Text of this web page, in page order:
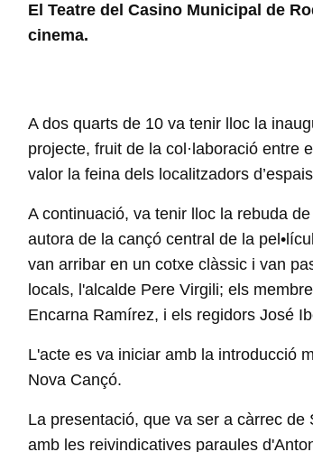
El Teatre del Casino Municipal de
cinema.
A dos quarts de 10 va tenir lloc la
projecte, fruit de la col·laboració entre
valor la feina dels localitzadors
A continuació, va tenir lloc la rebuda
autora de la cançó central de la
van arribar en un cotxe clàssic i van
locals, l'alcalde Pere Virgili; els
Encarna Ramírez, i els regidors José
L'acte es va iniciar amb la introducció
Nova Cançó.
La presentació, que va ser a càrrec de
amb les reivindicatives paraules